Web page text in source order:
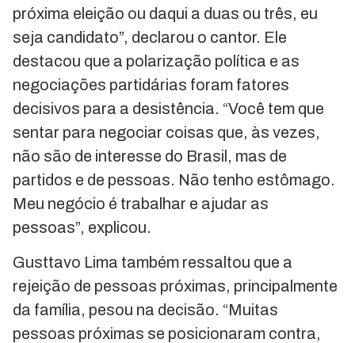
próxima eleição ou daqui a duas ou três, eu
seja candidato”, declarou o cantor. Ele
destacou que a polarização política e as
negociações partidárias foram fatores
decisivos para a desistência. “Você tem que
sentar para negociar coisas que, às vezes,
não são de interesse do Brasil, mas de
partidos e de pessoas. Não tenho estômago.
Meu negócio é trabalhar e ajudar as
pessoas”, explicou.
Gusttavo Lima também ressaltou que a
rejeição de pessoas próximas, principalmente
da família, pesou na decisão. “Muitas
pessoas próximas se posicionaram contra,